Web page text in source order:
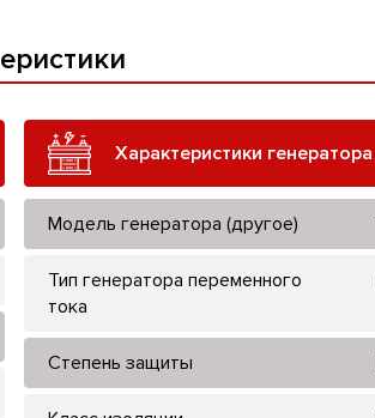
Характеристики генератора
Модель генератора (другое)
Тип генератора переменного
тока
Степень защиты